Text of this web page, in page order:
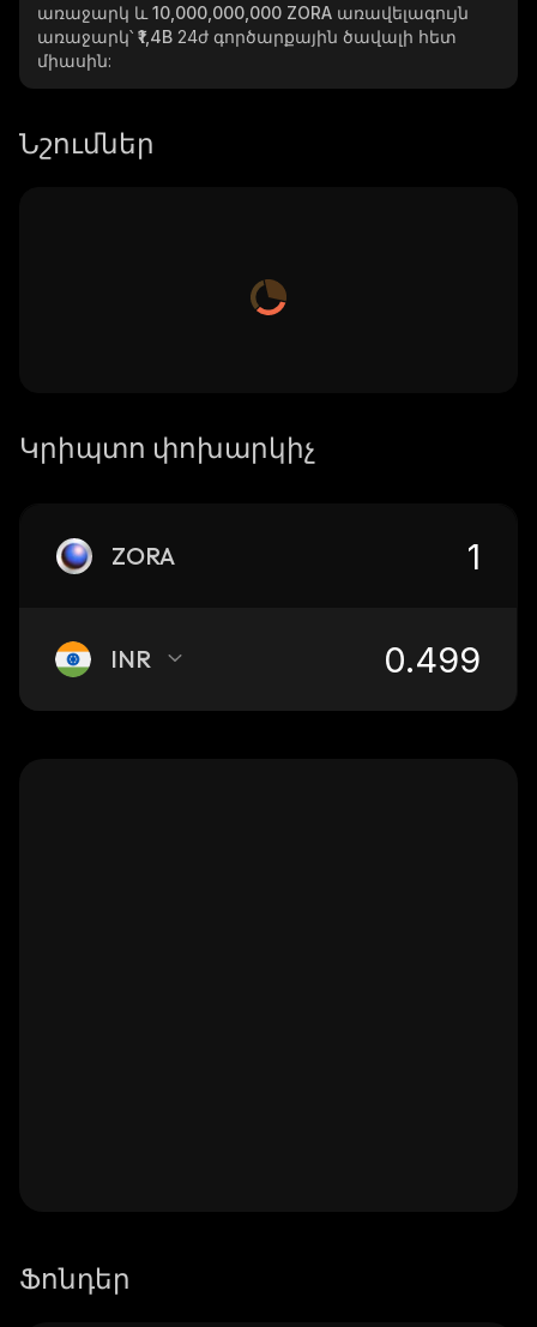
առաջարկ և 10,000,000,000 ZORA առավելագույն
առաջարկ՝ ₹1,4B 24ժ գործարքային ծավալի հետ
միասին:
Նշումներ
Կրիպտո փոխարկիչ
ZORA
INR
Ֆոնդեր